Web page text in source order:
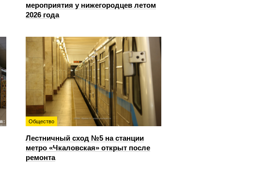
мероприятия у нижегородцев летом
2026 года
Общество
Лестничный сход №5 на станции
метро «Чкаловская» открыт после
ремонта